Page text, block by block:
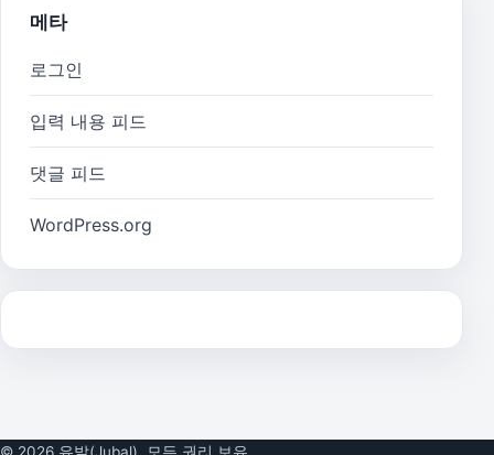
메타
로그인
입력 내용 피드
댓글 피드
WordPress.org